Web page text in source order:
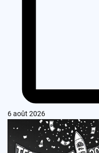
6 août 2026